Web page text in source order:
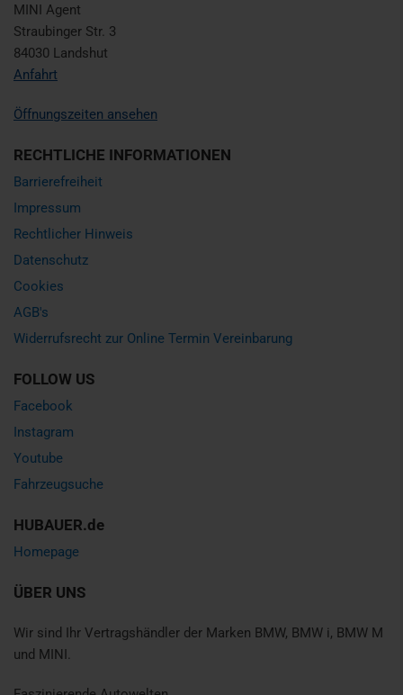
MINI Agent
Straubinger Str. 3
84030 Landshut
Anfahrt
Öffnungszeiten ansehen
RECHTLICHE INFORMATIONEN
Barrierefreiheit
Impressum
Rechtlicher Hinweis
Datenschutz
Cookies
AGB's
Widerrufsrecht zur Online Termin Vereinbarung
FOLLOW US
Facebook
Instagram
Youtube
Fahrzeugsuche
HUBAUER.de
Homepage
ÜBER UNS
Wir sind Ihr Vertragshändler der Marken BMW, BMW i, BMW M
und MINI.